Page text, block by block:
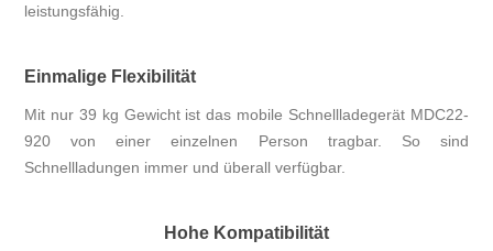
leistungsfähig.
Einmalige Flexibilität
Mit nur 39 kg Gewicht ist das mobile Schnellladegerät MDC22-
920 von einer einzelnen Person tragbar. So sind
Schnellladungen immer und überall verfügbar.
Hohe Kompatibilität